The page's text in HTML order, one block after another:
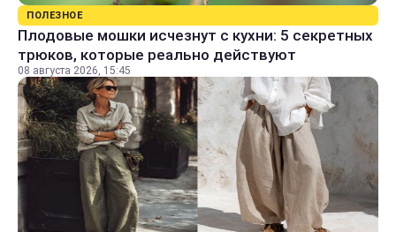
ПОЛЕЗНОЕ
Плодовые мошки исчезнут с кухни: 5 секретных
трюков, которые реально действуют
08 августа 2026, 15:45